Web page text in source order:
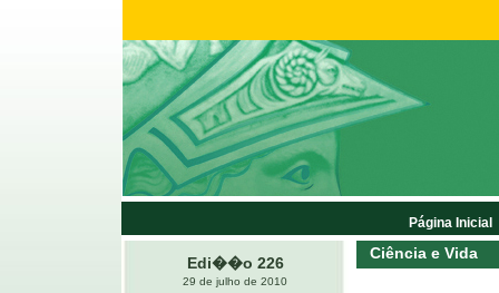
Edi��o 226
29 de julho de 2010
Ciência e Vida
Página Inicial